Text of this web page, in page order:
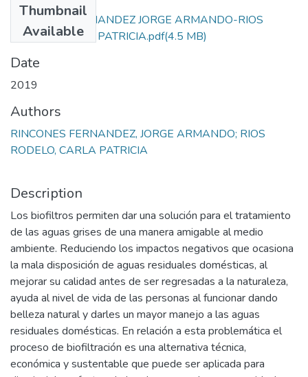
Thumbnail
Available
RINCONES FERNANDEZ JORGE ARMANDO-RIOS
RODELO CARLA PATRICIA.pdf(4.5 MB)
Date
2019
Authors
RINCONES FERNANDEZ, JORGE ARMANDO; RIOS
RODELO, CARLA PATRICIA
Description
Los biofiltros permiten dar una solución para el tratamiento
de las aguas grises de una manera amigable al medio
ambiente. Reduciendo los impactos negativos que ocasiona
la mala disposición de aguas residuales domésticas, al
mejorar su calidad antes de ser regresadas a la naturaleza,
ayuda al nivel de vida de las personas al funcionar dando
belleza natural y darles un mayor manejo a las aguas
residuales domésticas. En relación a esta problemática el
proceso de biofiltración es una alternativa técnica,
económica y sustentable que puede ser aplicada para